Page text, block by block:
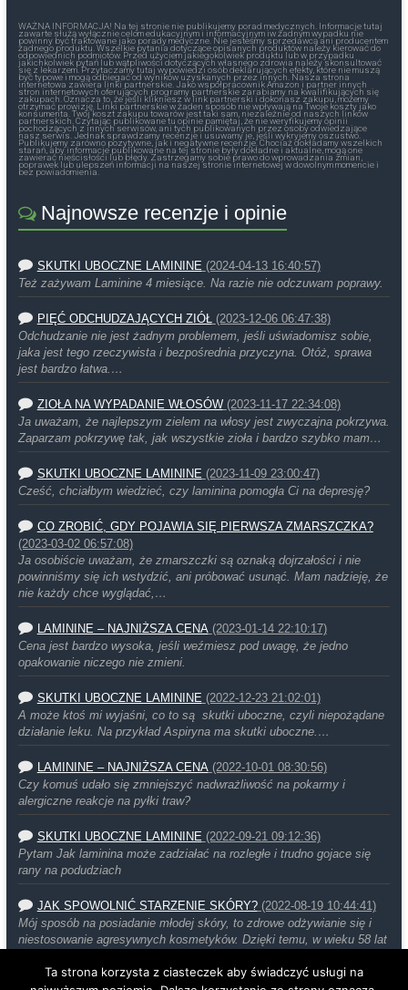
WAŻNA INFORMACJA! Na tej stronie nie publikujemy porad medycznych. Informacje tutaj
zawarte służą wyłącznie celom edukacyjnym i informacyjnym iw żadnym wypadku nie
powinny być traktowane jako porady medyczne. Nie jesteśmy sprzedawcą ani producentem
żadnego produktu. Wszelkie pytania dotyczące opisanych produktów należy kierować do
odpowiednich podmiotów. Przed użyciem jakiegokolwiek produktu lub w przypadku
jakichkolwiek pytań lub wątpliwości dotyczących własnego zdrowia należy skonsultować
się z lekarzem. Przytaczamy tutaj wypowiedzi osób deklarujących efekty, które nie muszą
być typowe i mogą odbiegać od wyników uzyskanych przez innych. Nasza strona
internetowa zawiera linki partnerskie. Jako współpracownik Amazon i partner innych
stron internetowych oferujących programy partnerskie zarabiamy na kwalifikujących się
zakupach. Oznacza to, że jeśli klikniesz w link partnerski i dokonasz zakupu, możemy
otrzymać prowizję. Linki partnerskie w żaden sposób nie wpływają na Twoje koszty jako
konsumenta. Twój koszt zakupu towarów jest taki sam, niezależnie od naszych linków
partnerskich. Czytając publikowane tu opinie pamiętaj, że nie weryfikujemy opinii
pochodzących z innych serwisów, ani tych publikowanych przez osoby odwiedzające
nasz serwis. Jednak sprawdzamy recenzje i usuwamy je, jeśli wykryjemy oszustwo.
Publikujemy zarówno pozytywne, jak i negatywne recenzje. Chociaż dokładamy wszelkich
starań, aby informacje publikowane na tej stronie były dokładne i aktualne, mogą one
zawierać nieścisłości lub błędy. Zastrzegamy sobie prawo do wprowadzania zmian,
poprawek lub ulepszeń informacji na naszej stronie internetowej w dowolnym momencie i
bez powiadomienia.
Najnowsze recenzje i opinie
SKUTKI UBOCZNE LAMININE (2024-04-13 16:40:57)
Też zażywam Laminine 4 miesiące. Na razie nie odczuwam poprawy.
PIĘĆ ODCHUDZAJĄCYCH ZIÓŁ (2023-12-06 06:47:38)
Odchudzanie nie jest żadnym problemem, jeśli uświadomisz sobie,
jaka jest tego rzeczywista i bezpośrednia przyczyna. Otóż, sprawa
jest bardzo łatwa.…
ZIOŁA NA WYPADANIE WŁOSÓW (2023-11-17 22:34:08)
Ja uważam, że najlepszym zielem na włosy jest zwyczajna pokrzywa.
Zaparzam pokrzywę tak, jak wszystkie zioła i bardzo szybko mam…
SKUTKI UBOCZNE LAMININE (2023-11-09 23:00:47)
Cześć, chciałbym wiedzieć, czy laminina pomogła Ci na depresję?
CO ZROBIĆ, GDY POJAWIA SIĘ PIERWSZA ZMARSZCZKA?
(2023-03-02 06:57:08)
Ja osobiście uważam, że zmarszczki są oznaką dojrzałości i nie
powinniśmy się ich wstydzić, ani próbować usunąć. Mam nadzieję, że
nie każdy chce wyglądać,…
LAMININE – NAJNIŻSZA CENA (2023-01-14 22:10:17)
Cena jest bardzo wysoka, jeśli weźmiesz pod uwagę, że jedno
opakowanie niczego nie zmieni.
SKUTKI UBOCZNE LAMININE (2022-12-23 21:02:01)
A może ktoś mi wyjaśni, co to są skutki uboczne, czyli niepożądane
działanie leku. Na przykład Aspiryna ma skutki uboczne.…
LAMININE – NAJNIŻSZA CENA (2022-10-01 08:30:56)
Czy komuś udało się zmniejszyć nadwrażliwość na pokarmy i
alergiczne reakcje na pyłki traw?
SKUTKI UBOCZNE LAMININE (2022-09-21 09:12:36)
Pytam Jak laminina może zadziałać na rozległe i trudno gojace się
rany na podudziach
JAK SPOWOLNIĆ STARZENIE SKÓRY? (2022-08-19 10:44:41)
Mój sposób na posiadanie młodej skóry, to zdrowe odżywianie się i
niestosowanie agresywnych kosmetyków. Dzięki temu, w wieku 58 lat
Ta strona korzysta z ciasteczek aby świadczyć usługi na